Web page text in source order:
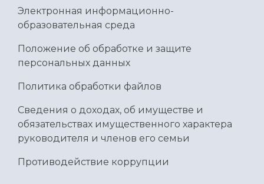
Электронная информационно-
образовательная среда
Положение об обработке и защите
персональных данных
Политика обработки файлов
Сведения о доходах, об имуществе и
обязательствах имущественного характера
руководителя и членов его семьи
Противодействие коррупции